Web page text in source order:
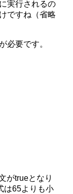
実行されるの
ですね（省略
必要です。
がtrueとなり
は65よりも小